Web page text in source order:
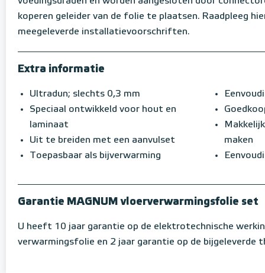
koperen geleider van de folie te plaatsen. Raadpleeg
meegeleverde installatievoorschriften.
Extra informatie
Ultradun; slechts 0,3 mm
Speciaal ontwikkeld voor hout en
laminaat
Uit te breiden met een aanvulset
Toepasbaar als bijverwarming
maken
Garantie MAGNUM vloerverwarmingsfolie set
U heeft 10 jaar garantie op de elektrotechnische
verwarmingsfolie en 2 jaar garantie op de bijgeleverde